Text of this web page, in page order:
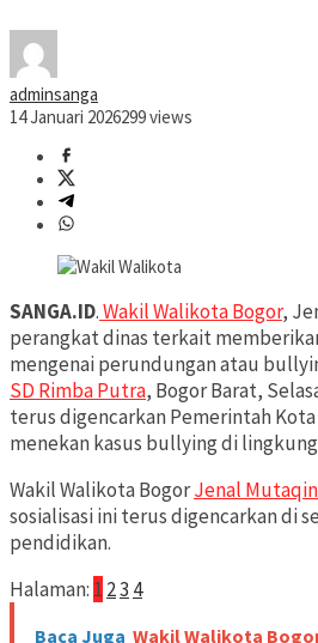
adminsanga
14 Januari 2026299 views
SANGA.ID.Wakil Walikota Bogor,
perangkat dinas terkait
mengenai perundungan atau
SD Rimba Putra, Bogor Barat,
terus digencarkan Pemerintah Kota
menekan kasus bullying di
Wakil Walikota BogorJenal Mutaqin
sosialisasi ini terus digencarkan di
pendidikan.
Halaman: 1 23 4
Baca Juga Wakil Walikota